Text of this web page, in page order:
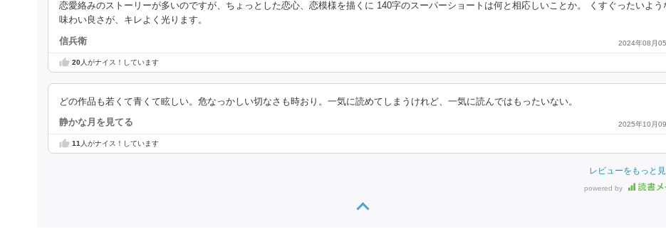
恋愛絡みのストーリーが多いのですが、ちょっとした恋心、恋模様を描くに 140字のスーパーショートは何と相応しいことか。 くすぐったいよう
味わい良さが、キレよく光ります。
信兵衛 2024年08月
20人がナイス！しています
どの作品も若くて青くて眩しい。危なっかしい切なさも時おり。一気に読めてしまうけれど、一気に読んではもったいない。
静かな月を見てる 2025年10月
11人がナイス！しています
レビューをもっと
powered by